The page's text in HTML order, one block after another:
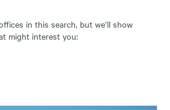
in this search, but we’ll show
might interest you: